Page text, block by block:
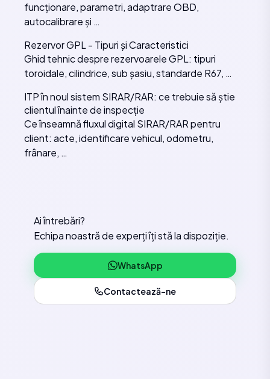
funcționare, parametri, adaptrare OBD,
autocalibrare și …
Rezervor GPL - Tipuri și Caracteristici
Ghid tehnic despre rezervoarele GPL: tipuri
toroidale, cilindrice, sub șasiu, standarde R67, …
ITP în noul sistem SIRAR/RAR: ce trebuie să știe
clientul înainte de inspecție
Ce înseamnă fluxul digital SIRAR/RAR pentru
client: acte, identificare vehicul, odometru,
frânare, …
Ai întrebări?
Echipa noastră de experți îți stă la dispoziție.
WhatsApp
Contactează-ne